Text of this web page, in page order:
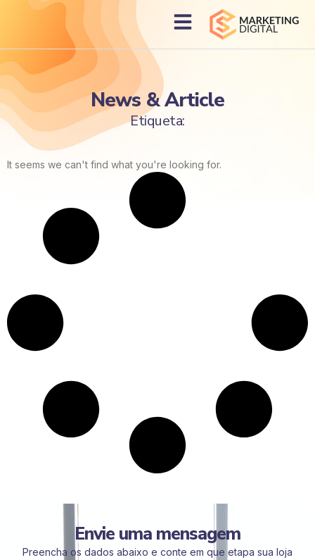
News & Article
Etiqueta:
It seems we can't find what you're looking for.
Envie uma mensagem
Preencha os dados abaixo e conte em que etapa sua loja